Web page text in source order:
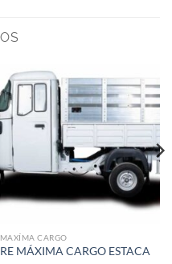
MAXÍMA CARGO
RE MÁXIMA CARGO ESTACA